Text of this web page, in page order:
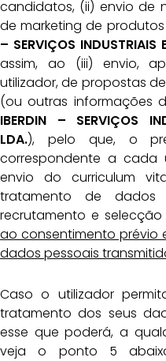
candidatos, (ii) envio de
de marketing de
– SERVIÇOS INDUSTRIAIS
assim, ao (iii) envio,
utilizador, de propostas
(ou outras informações
IBERDIN – SERVIÇOS
LDA.), pelo que, o
correspondente a
envio do curriculum
tratamento de dados
recrutamento e
ao consentimento prévio
dados pessoais
Caso o utilizador
tratamento dos seus
esse que poderá, a
veja o ponto 5